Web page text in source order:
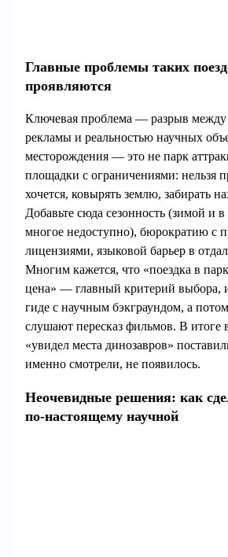
Главные проблемы таких
проявляются
Ключевая проблема — разрыв между
рекламы и реальностью научных
месторождения — это не парк
площадки с ограничениями: нельзя
хочется, ковырять землю, забирать
Добавьте сюда сезонность (зимой и
многое недоступно), бюрократию с
лицензиями, языковой барьер в
Многим кажется, что «поездка в
цена» — главный критерий выбора,
гиде с научным бэкграундом, а
слушают пересказ фильмов. В итоге
«увидел места динозавров»
именно смотрели, не появилось.
Неочевидные решения: как
по‑настоящему научной